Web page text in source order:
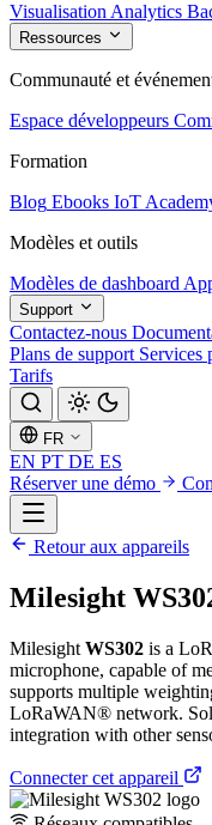
Visualisation Analytics
Ressources
Communauté et
Espace développeurs
Formation
Blog Ebooks IoT
Modèles et outils
Modèles de dashboard
Support
Contactez-nous
Plans de support Services
Tarifs
FR
EN PT DE ES
Réserver une démo
Retour aux appareils
Milesight
Milesight WS302 is a
microphone, capable of
supports multiple
LoRaWAN® network.
integration with other
Connecter cet appareil